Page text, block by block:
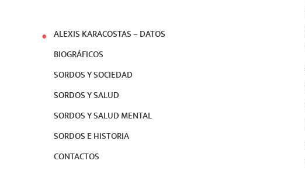
ALEXIS KARACOSTAS – DATOS
BIOGRÁFICOS
SORDOS Y SOCIEDAD
SORDOS Y SALUD
SORDOS Y SALUD MENTAL
SORDOS E HISTORIA
CONTACTOS